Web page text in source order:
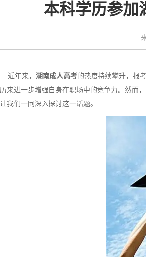
本科学历参加
近年来， 湖南成人高考的热度持续攀升，报
历来进一步增强自身在职场中的竞争力。然而
让我们一同深入探讨这一话题。